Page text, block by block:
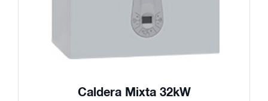
Caldera Mixta 32kW